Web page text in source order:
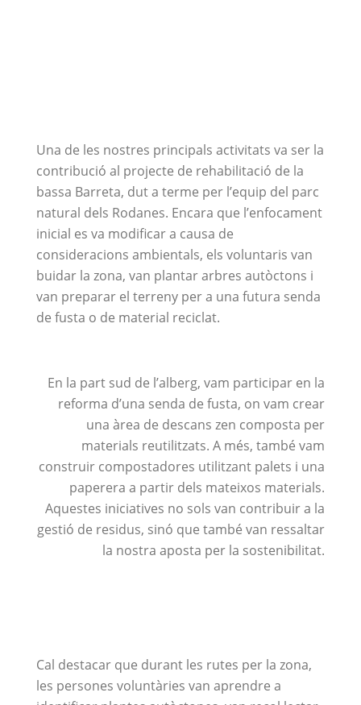
Una de les nostres principals activitats va ser la
contribució al projecte de rehabilitació de la
bassa Barreta, dut a terme per l’equip del parc
natural dels Rodanes. Encara que l’enfocament
inicial es va modificar a causa de
consideracions ambientals, els voluntaris van
buidar la zona, van plantar arbres autòctons i
van preparar el terreny per a una futura senda
de fusta o de material reciclat.
En la part sud de l’alberg, vam participar en la
reforma d’una senda de fusta, on vam crear
una àrea de descans zen composta per
materials reutilitzats. A més, també vam
construir compostadores utilitzant palets i una
paperera a partir dels mateixos materials.
Aquestes iniciatives no sols van contribuir a la
gestió de residus, sinó que també van ressaltar
la nostra aposta per la sostenibilitat.
Cal destacar que durant les rutes per la zona,
les persones voluntàries van aprendre a